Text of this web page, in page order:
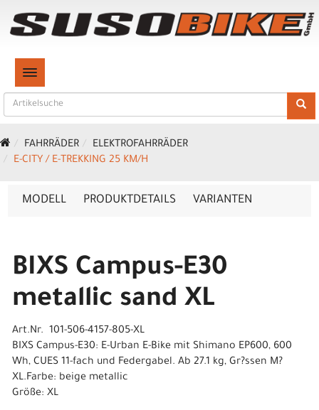
TOGGLE NAVIGATION
FAHRRÄDER
ELEKTROFAHRRÄDER
E-CITY / E-TREKKING 25 KM/H
MODELL PRODUKTDETAILS VARIANTEN
BIXS Campus-E30
metallic sand XL
Art.Nr. 101-506-4157-805-XL
BIXS Campus-E30: E-Urban E-Bike mit Shimano EP600, 600
Wh, CUES 11-fach und Federgabel. Ab 27.1 kg, Gr?ssen M?
XL.Farbe: beige metallic
Größe: XL